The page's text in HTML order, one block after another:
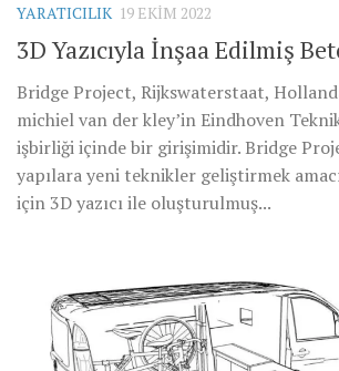
YARATICILIK 19 EKIM 2022
3D Yazıcıyla İnşaa Edilmiş
Bridge Project, Rijkswaterstaat,
michiel van der kley’in Eindhoven
işbirliği içinde bir girişimidir. Bridge
yapılara yeni teknikler geliştirmek
için 3D yazıcı ile oluşturulmuş...